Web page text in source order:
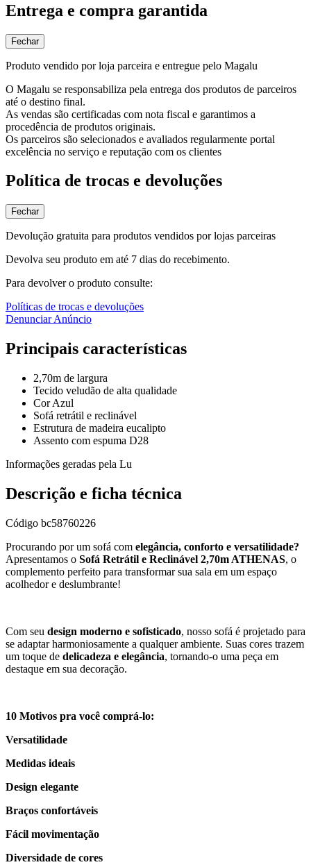
Entrega e compra garantida
Fechar
Produto vendido por loja parceira e entregue pelo Magalu
O Magalu se responsabiliza pela entrega dos produtos de parceiros
até o destino final.
As vendas são certificadas com nota fiscal e garantimos a
procedência de produtos originais.
Os parceiros são selecionados e avaliados regularmente portal
excelência no serviço e reputação com os clientes
Política de trocas e devoluções
Fechar
Devolução gratuita para produtos vendidos por lojas parceiras
Devolva seu produto em até 7 dias do recebimento.
Para devolver o produto consulte:
Políticas de trocas e devoluções
Denunciar Anúncio
Principais características
2,70m de largura
Tecido veludão de alta qualidade
Cor Azul
Sofá retrátil e reclinável
Estrutura de madeira eucalipto
Assento com espuma D28
Informações geradas pela Lu
Descrição e ficha técnica
Código bc58760226
Procurando por um sofá com elegância, conforto e versatilidade?
Apresentamos o Sofá Retrátil e Reclinável 2,70m ATHENAS, o
complemento perfeito para transformar sua sala em um espaço
acolhedor e deslumbrante!
Com seu design moderno e sofisticado, nosso sofá é projetado para
se adaptar harmoniosamente a qualquer ambiente. Suas cores trazem
um toque de delicadeza e elegância, tornando-o uma peça em
destaque em sua decoração.
10 Motivos pra você comprá-lo:
Versatilidade
Medidas ideais
Design elegante
Braços confortáveis
Fácil movimentação
Diversidade de cores